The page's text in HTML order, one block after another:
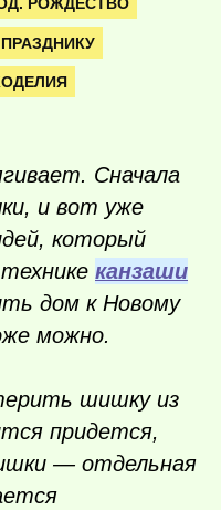
Сначала
и вот уже
который
канзаши
дом к Новому
можно.
шишку из
придется,
— отдельная